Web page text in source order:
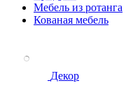
Мебель из ротанга
Кованая мебель
Декор